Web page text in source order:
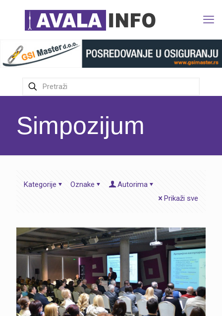
Simpozijum
Kategorije Oznake
Autorima
Prikaži sve